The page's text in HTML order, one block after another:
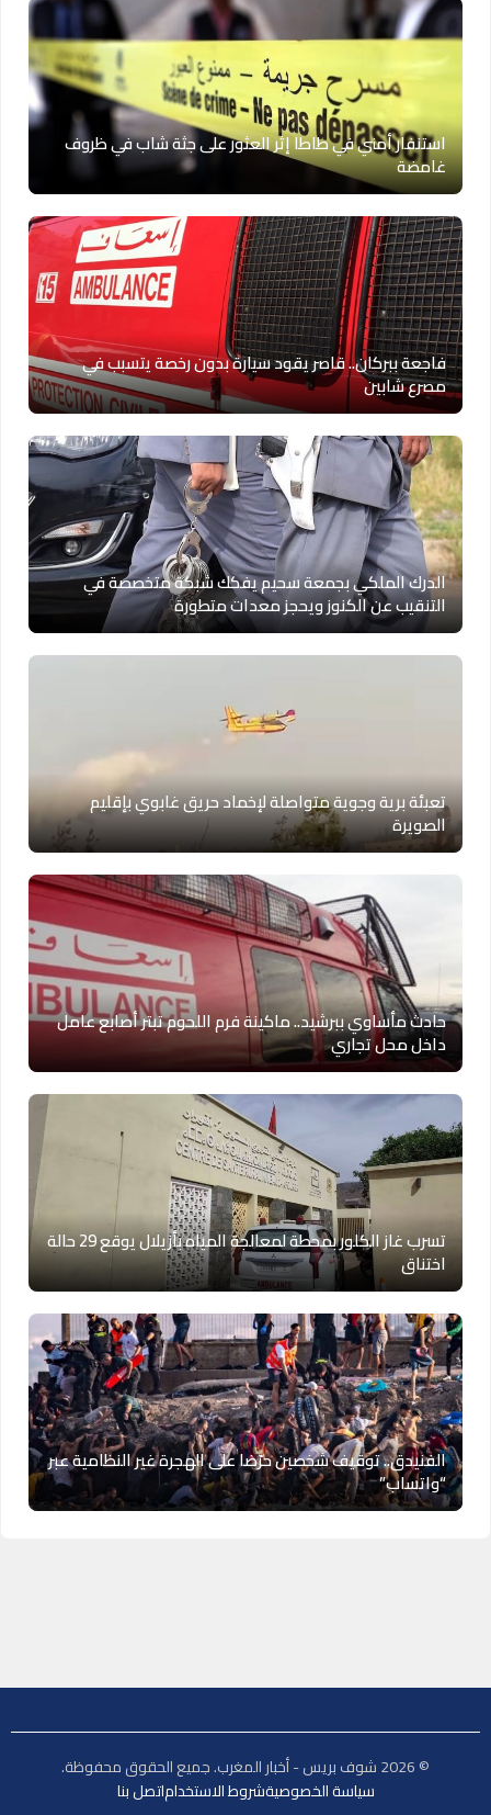
استنفار أمني في طاطا إثر العثور على جثة شاب في ظروف
غامضة
فاجعة ببركان.. قاصر يقود سيارة بدون رخصة يتسبب في
مصرع شابين
الدرك الملكي بجمعة سحيم يفكك شبكة متخصصة في
التنقيب عن الكنوز ويحجز معدات متطورة
تعبئة برية وجوية متواصلة لإخماد حريق غابوي بإقليم
الصويرة
حادث مأساوي ببرشيد.. ماكينة فرم اللحوم تبتر أصابع عامل
داخل محل تجاري
تسرب غاز الكلور بمحطة لمعالجة المياه بأزيلال يوقع 29 حالة
اختناق
الفنيدق.. توقيف شخصين حرّضا على الهجرة غير النظامية عبر
“واتساب”
© 2026 شوف بريس - أخبار المغرب. جميع الحقوق محفوظة.
سياسة الخصوصيةشروط الاستخداماتصل بنا